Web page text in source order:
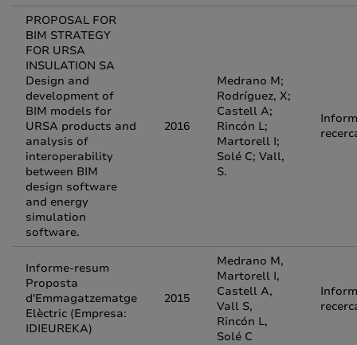
PROPOSAL FOR
BIM STRATEGY
FOR URSA
INSULATION SA
Design and
development of
BIM models for
URSA products and
analysis of
interoperability
between BIM
design software
and energy
simulation
software.
2016
Medrano M;
Rodríguez, X;
Castell A;
Rincón L;
Martorell I;
Solé C; Vall,
S.
Informe-resum
Proposta
d'Emmagatzematge
Elèctric (Empresa:
IDIEUREKA)
2015
Medrano M,
Martorell I,
Castell A,
Vall S,
Rincón L,
Solé C